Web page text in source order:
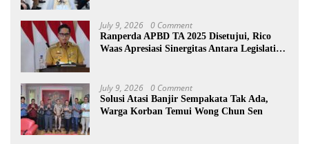
July 9, 2026 0 Comment
Ranperda APBD TA 2025 Disetujui, Rico
Waas Apresiasi Sinergitas Antara Legislatif
July 9, 2026 0 Comment
Solusi Atasi Banjir Sempakata Tak Ada,
Warga Korban Temui Wong Chun Sen